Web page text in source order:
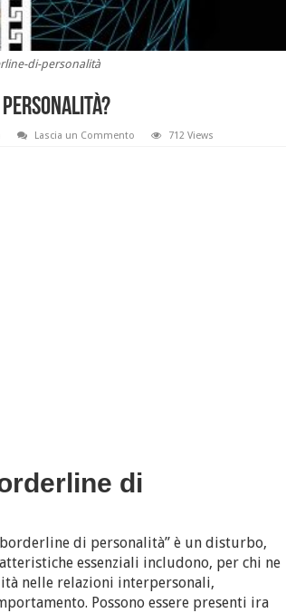
di-personalità
Lascia un Commento 712 Views
di
di personalità” è un disturbo,
essenziali includono, per chi ne
nelle relazioni interpersonali,
Possono essere presenti ira